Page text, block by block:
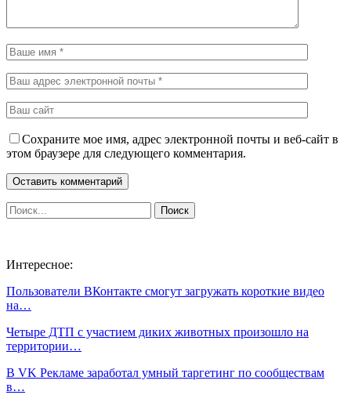
Сохраните мое имя, адрес электронной почты и веб-сайт в
этом браузере для следующего комментария.
Интересное:
Пользователи ВКонтакте смогут загружать короткие видео
на…
Четыре ДТП с участием диких животных произошло на
территории…
В VK Рекламе заработал умный таргетинг по сообществам
в…